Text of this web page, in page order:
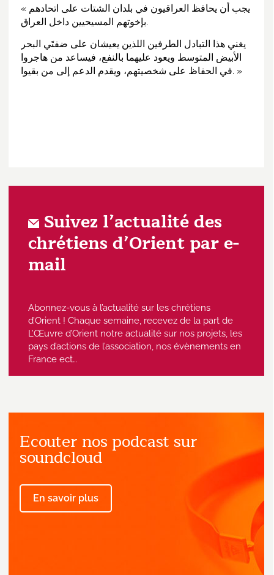
« يجب أن يحافظ العراقيون في بلدان الشتات على اتحادهم
بإخوتهم المسيحيين داخل العراق.
يغني هذا التبادل الطرفين اللذين يعيشان على ضفتَي البحر
الأبيض المتوسط ويعود عليهما بالنفع، فيساعد من هاجروا
في الحفاظ على شخصيتهم، ويقدم الدعم إلى من بقيوا. »
Suivez l’actualité des
chrétiens d’Orient par e-
mail
Abonnez-vous à l’actualité sur les chrétiens
d’Orient ! Chaque semaine, recevez de la part de
L’Œuvre d’Orient notre actualité sur nos projets, les
pays d’actions de l’association, nos évènements en
France ect…
J'accepte de recevoir des emails
provenant de l'Œuvre d'Orient.
Ecouter nos podcast sur
soundcloud
En savoir plus